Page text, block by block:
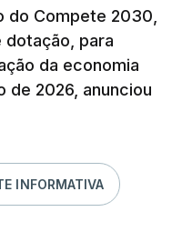
do Compete 2030,
para
da economia
de 2026, anunciou
INFORMATIVA